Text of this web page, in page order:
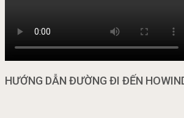
HƯỚNG DẪN ĐƯỜNG ĐI ĐẾN